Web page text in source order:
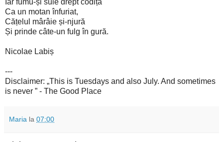
Ca un motan înfuriat,
Cățelul mârâie și-njură
Și prinde câte-un fulg în gură.
Nicolae Labiș
---
Disclaimer: „This is Tuesdays and also July. And sometimes
is never ” - The Good Place
Maria la 07:00